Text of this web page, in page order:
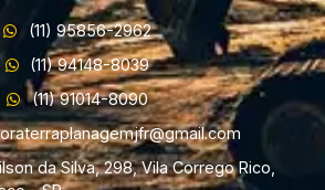
(11) 95856-2962
(11) 94148-8039
(11) 91014-8090
da Silva, 298, Vila Corrego Rico,